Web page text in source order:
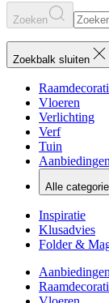
Zoeken
Zoekbalk sluiten
Vloeren
Verlichting
Verf
Tuin
Aanbiedingen
Alle
Inspiratie
Klusadvies
Folder &
Aanbiedingen